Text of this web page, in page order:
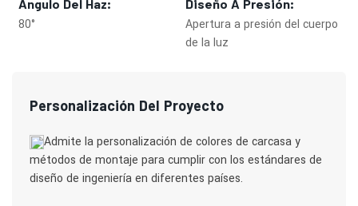
Ángulo Del Haz:
80°
Diseño A Presión:
Apertura a presión del cuerpo
de la luz
Personalización Del Proyecto
Admite la personalización de colores de carcasa y
métodos de montaje para cumplir con los estándares de
diseño de ingeniería en diferentes países.